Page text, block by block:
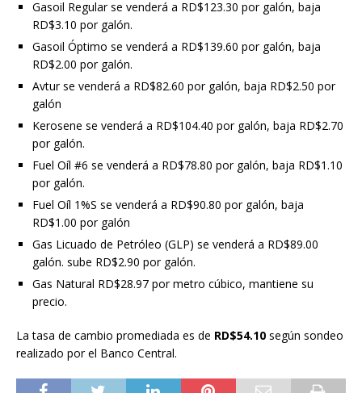
Gasoil Regular se venderá a RD$123.30 por galón, baja
RD$3.10 por galón.
Gasoil Óptimo se venderá a RD$139.60 por galón, baja
RD$2.00 por galón.
Avtur se venderá a RD$82.60 por galón, baja RD$2.50 por
galón
Kerosene se venderá a RD$104.40 por galón, baja RD$2.70
por galón.
Fuel Oíl #6 se venderá a RD$78.80 por galón, baja RD$1.10
por galón.
Fuel Oíl 1%S se venderá a RD$90.80 por galón, baja
RD$1.00 por galón
Gas Licuado de Petróleo (GLP) se venderá a RD$89.00
galón. sube RD$2.90 por galón.
Gas Natural RD$28.97 por metro cúbico, mantiene su
precio.
La tasa de cambio promediada es de RD$54.10 según sondeo
realizado por el Banco Central.